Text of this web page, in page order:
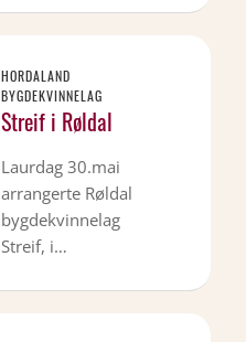
HORDALAND
BYGDEKVINNELAG
Streif i Røldal
Laurdag 30.mai
arrangerte Røldal
bygdekvinnelag
Streif, i…